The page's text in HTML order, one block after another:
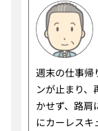
週末の仕事帰
ンが止まり
かせず、路肩
にカーレスキ